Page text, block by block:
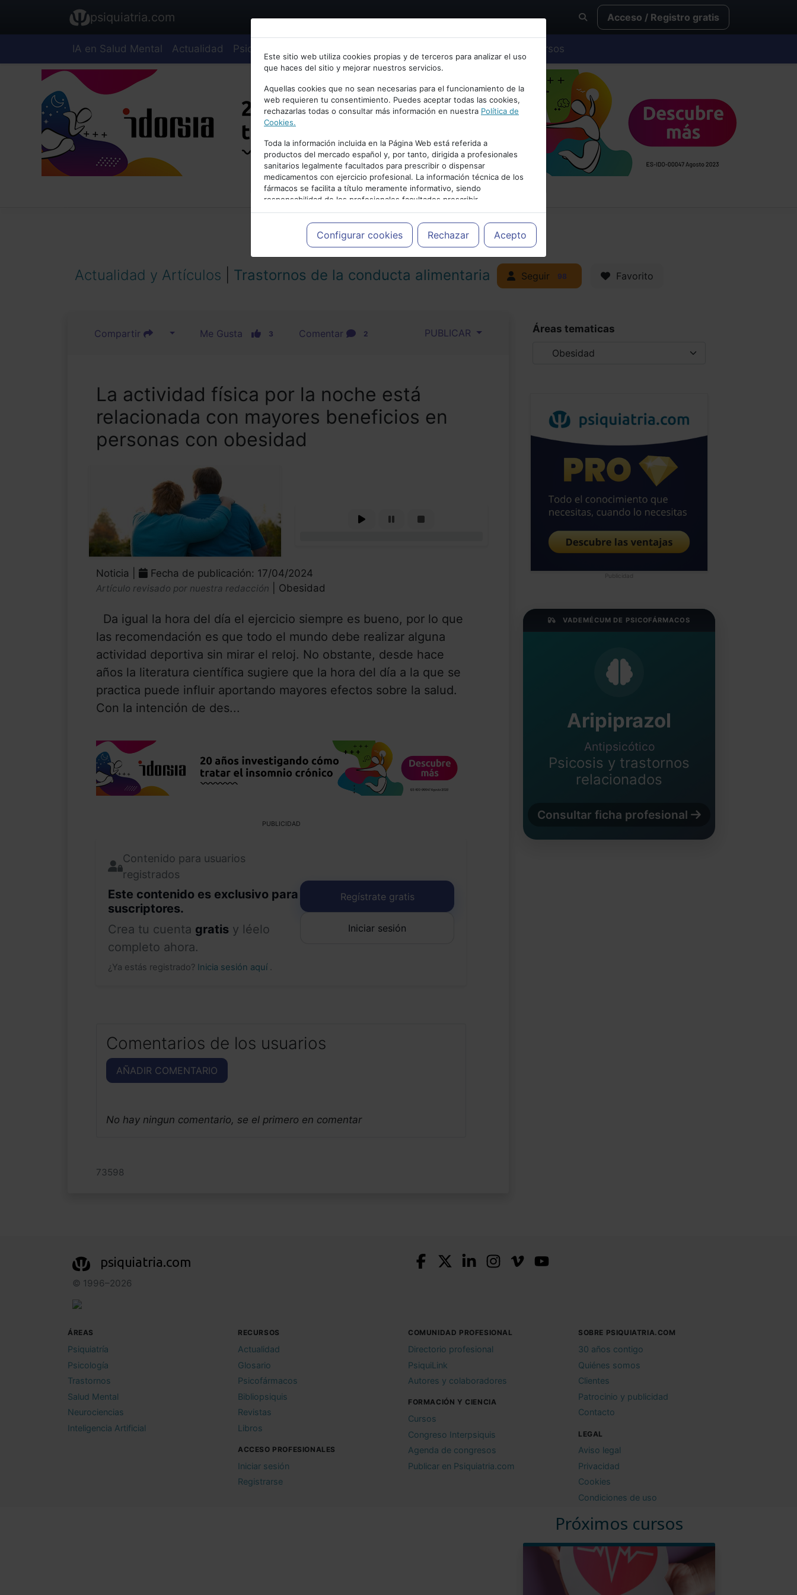
Bienvenid@ a psiquiatria.com
Escribe tu Email
Accede o regístrate con tu email.
Cancelar
psiquiatria.com Acceso / Registro gratis
IA en Salud Mental Actualidad Psiquiatría Cursos
Este sitio web utiliza cookies propias y de terceros para analizar el uso
que haces del sitio y mejorar nuestros servicios.
Aquellas cookies que no sean necesarias para el funcionamiento de la
web requieren tu consentimiento. Puedes aceptar todas las cookies,
rechazarlas todas o consultar más información en nuestra Política de
Cookies.
Toda la información incluida en la Página Web está referida a
productos del mercado español y, por tanto, dirigida a profesionales
sanitarios legalmente facultados para prescribir o dispensar
medicamentos con ejercicio profesional. La información técnica de los
fármacos se facilita a título meramente informativo, siendo
responsabilidad de los profesionales facultados prescribir
medicamentos y decidir, en cada caso concreto, el tratamiento más
adecuado a las necesidades del paciente.
Configurar cookies Rechazar Acepto
PUBLICIDAD
Actualidad y Artículos Trastornos de la conducta alimentaria Seguir 98 Favorito
Compartir Me Gusta 3 Comentar 2 PUBLICAR
La actividad física por la noche está
relacionada con mayores beneficios en
personas con obesidad
Noticia | Fecha de publicación: 17/04/2024
Artículo revisado por nuestra redacción | Obesidad
Da igual la hora del día el ejercicio siempre es bueno, por lo que
las recomendación es que todo el mundo debe realizar alguna
actividad deportiva sin mirar el reloj. No obstante, desde hace
años la literatura científica sugiere que la hora del día a la que se
practica puede influir aportando mayores efectos sobre la salud.
Con la intención de des...
PUBLICIDAD
Contenido para usuarios
registrados
Este contenido es exclusivo para
suscriptores.
Crea tu cuenta gratis y léelo
completo ahora.
¿Ya estás registrado? Inicia sesión aquí .
Regístrate gratis
Iniciar sesión
Comentarios de los usuarios
AÑADIR COMENTARIO
No hay ningun comentario, se el primero en comentar
73598
Áreas tematicas
Publicidad
VADEMÉCUM DE PSICOFÁRMACOS
Aripiprazol
Antipsicótico
Psicosis y trastornos
relacionados
Consultar ficha profesional
Próximos cursos
psiquiatria.com
© 1996–2026
ÁREAS
Psiquiatría
Psicología
Trastornos
Salud Mental
Neurociencias
Inteligencia Artificial
RECURSOS
Actualidad
Glosario
Psicofármacos
Bibliopsiquis
Revistas
Libros
ACCESO PROFESIONALES
Iniciar sesión
Registrarse
COMUNIDAD PROFESIONAL
Directorio profesional
PsiquiLink
Autores y colaboradores
FORMACIÓN Y CIENCIA
Cursos
Congreso Interpsiquis
Agenda de congresos
Publicar en Psiquiatria.com
SOBRE PSIQUIATRIA.COM
30 años contigo
Quiénes somos
Clientes
Patrocinio y publicidad
Contacto
LEGAL
Aviso legal
Privacidad
Cookies
Condiciones de uso